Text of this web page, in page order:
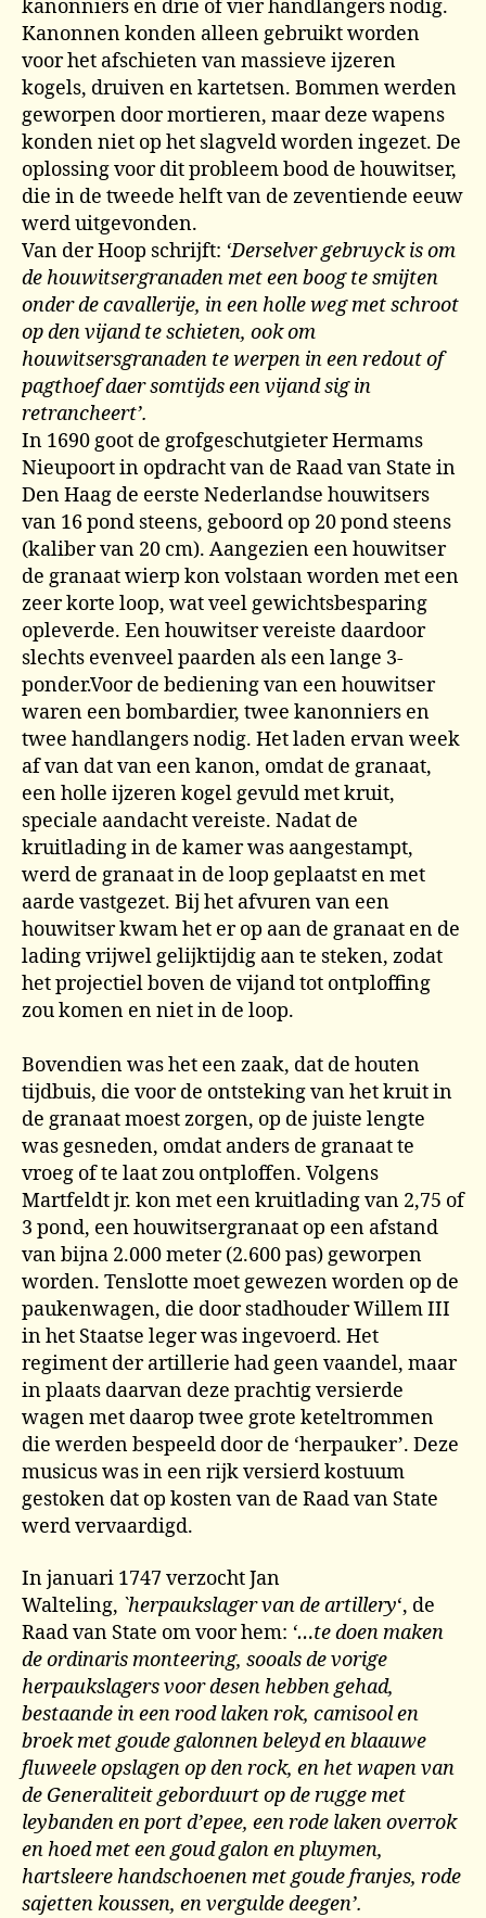
kanonniers en drie of vier handlangers nodig.
Kanonnen konden alleen gebruikt worden
voor het afschieten van massieve ijzeren
kogels, druiven en kartetsen. Bommen werden
geworpen door mortieren, maar deze wapens
konden niet op het slagveld worden ingezet. De
oplossing voor dit probleem bood de houwitser,
die in de tweede helft van de zeventiende eeuw
werd uitgevonden.
Van der Hoop schrijft: ‘Derselver gebruyck is om
de houwitsergranaden met een boog te smijten
onder de cavallerije, in een holle weg met schroot
op den vijand te schieten, ook om
houwitsersgranaden te werpen in een redout of
pagthoef daer somtijds een vijand sig in
retrancheert’.
In 1690 goot de grofgeschutgieter Hermams
Nieupoort in opdracht van de Raad van State in
Den Haag de eerste Nederlandse houwitsers
van 16 pond steens, geboord op 20 pond steens
(kaliber van 20 cm). Aangezien een houwitser
de granaat wierp kon volstaan worden met een
zeer korte loop, wat veel gewichtsbesparing
opleverde. Een houwitser vereiste daardoor
slechts evenveel paarden als een lange 3-
ponder.Voor de bediening van een houwitser
waren een bombardier, twee kanonniers en
twee handlangers nodig. Het laden ervan week
af van dat van een kanon, omdat de granaat,
een holle ijzeren kogel gevuld met kruit,
speciale aandacht vereiste. Nadat de
kruitlading in de kamer was aangestampt,
werd de granaat in de loop geplaatst en met
aarde vastgezet. Bij het afvuren van een
houwitser kwam het er op aan de granaat en de
lading vrijwel gelijktijdig aan te steken, zodat
het projectiel boven de vijand tot ontploffing
zou komen en niet in de loop.
Bovendien was het een zaak, dat de houten
tijdbuis, die voor de ontsteking van het kruit in
de granaat moest zorgen, op de juiste lengte
was gesneden, omdat anders de granaat te
vroeg of te laat zou ontploffen. Volgens
Martfeldt jr. kon met een kruitlading van 2,75 of
3 pond, een houwitsergranaat op een afstand
van bijna 2.000 meter (2.600 pas) geworpen
worden. Tenslotte moet gewezen worden op de
paukenwagen, die door stadhouder Willem III
in het Staatse leger was ingevoerd. Het
regiment der artillerie had geen vaandel, maar
in plaats daarvan deze prachtig versierde
wagen met daarop twee grote keteltrommen
die werden bespeeld door de ‘herpauker’. Deze
musicus was in een rijk versierd kostuum
gestoken dat op kosten van de Raad van State
werd vervaardigd.
In januari 1747 verzocht Jan
Walteling, `herpaukslager van de artillery‘, de
Raad van State om voor hem: ‘…te doen maken
de ordinaris monteering, sooals de vorige
herpaukslagers voor desen hebben gehad,
bestaande in een rood laken rok, camisool en
broek met goude galonnen beleyd en blaauwe
fluweele opslagen op den rock, en het wapen van
de Generaliteit geborduurt op de rugge met
leybanden en port d’epee, een rode laken overrok
en hoed met een goud galon en pluymen,
hartsleere handschoenen met goude franjes, rode
sajetten koussen, en vergulde deegen’.